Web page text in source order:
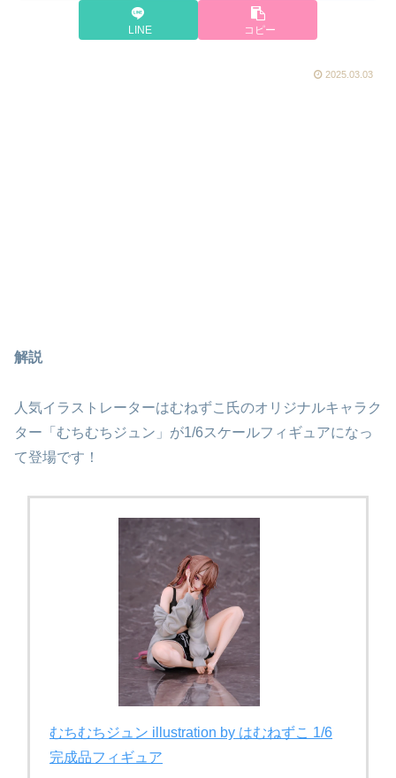
LINE コピー
2025.03.03
解説
人気イラストレーターはむねずこ氏のオリジナルキャラク
ター「むちむちジュン」が1/6スケールフィギュアになっ
て登場です！
むちむちジュン illustration by は​むねずこ 1/6
完成品フィギュア